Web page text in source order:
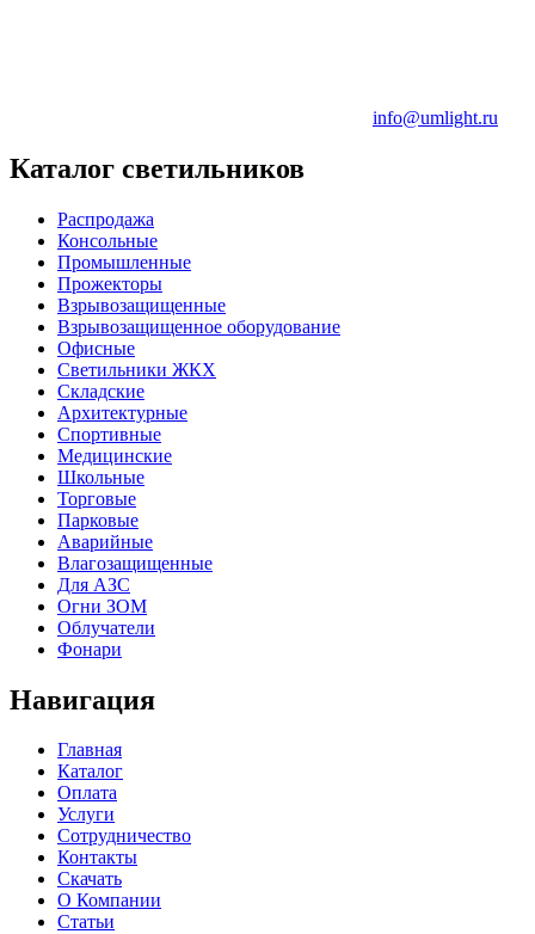
info@umlight.ru
Каталог светильников
Распродажа
Консольные
Промышленные
Прожекторы
Взрывозащищенные
Взрывозащищенное оборудование
Офисные
Cветильники ЖКХ
Складские
Архитектурные
Спортивные
Медицинские
Школьные
Торговые
Парковые
Аварийные
Влагозащищенные
Для АЗС
Огни ЗОМ
Облучатели
Фонари
Навигация
Главная
Каталог
Оплата
Услуги
Сотрудничество
Контакты
Скачать
О Компании
Статьи